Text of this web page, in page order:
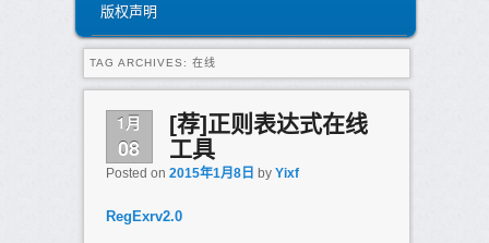
版权声明
TAG ARCHIVES: 在线
1月
08
[荐]正则表达式在线
工具
Posted on 2015年1月8日 by Yixf
RegExrv2.0